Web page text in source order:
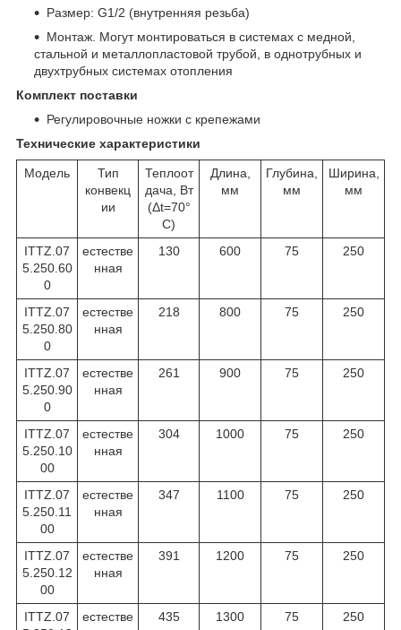
Размер: G1/2 (внутренняя резьба)
Монтаж. Могут монтироваться в системах с медной,
стальной и металлопластовой трубой, в однотрубных и
двухтрубных системах отопления
Комплект поставки
Регулировочные ножки с крепежами
Технические характеристики
Модель
Тип
конвекц
ии
Теплоот
дача, Вт
(Δt=70°
C)
Длина,
мм
Глубина,
мм
Ширина,
мм
ITTZ.07
5.250.60
0
естестве
нная
130 600 75 250
ITTZ.07
5.250.80
0
естестве
нная
218 800 75 250
ITTZ.07
5.250.90
0
естестве
нная
261 900 75 250
ITTZ.07
5.250.10
00
естестве
нная
304 1000 75 250
ITTZ.07
5.250.11
00
естестве
нная
347 1100 75 250
ITTZ.07
5.250.12
00
естестве
нная
391 1200 75 250
ITTZ.07
естестве
435 1300 75 250